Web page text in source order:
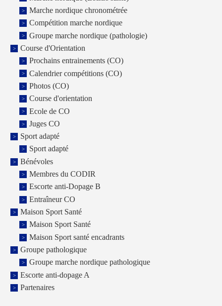
Marche nordique chronométrée
Compétition marche nordique
Groupe marche nordique (pathologie)
Course d'Orientation
Prochains entrainements (CO)
Calendrier compétitions (CO)
Photos (CO)
Course d'orientation
Ecole de CO
Juges CO
Sport adapté
Sport adapté
Bénévoles
Membres du CODIR
Escorte anti-Dopage B
Entraîneur CO
Maison Sport Santé
Maison Sport Santé
Maison Sport santé encadrants
Groupe pathologique
Groupe marche nordique pathologique
Escorte anti-dopage A
Partenaires